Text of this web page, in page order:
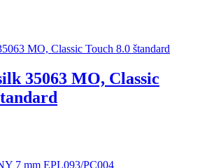
35063 MO, Classic